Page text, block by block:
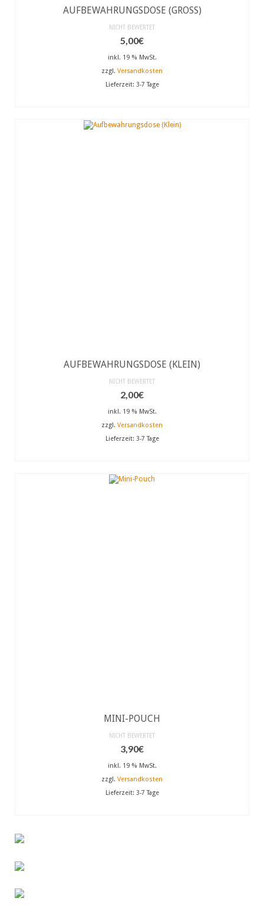
AUFBEWAHRUNGSDOSE (GROSS)
NICHT BEWERTET
5,00€
inkl. 19 % MwSt.
zzgl. Versandkosten
Lieferzeit: 3-7 Tage
AUFBEWAHRUNGSDOSE (KLEIN)
NICHT BEWERTET
2,00€
inkl. 19 % MwSt.
zzgl. Versandkosten
Lieferzeit: 3-7 Tage
MINI-POUCH
NICHT BEWERTET
3,90€
inkl. 19 % MwSt.
zzgl. Versandkosten
Lieferzeit: 3-7 Tage